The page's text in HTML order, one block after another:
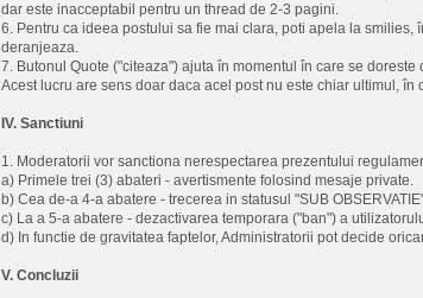
dar este inacceptabil pentru un thread de 2-3 pagini.
6. Pentru ca ideea postului sa fie mai clara, poti apela la
deranjeaza.
7. Butonul Quote ("citeaza") ajuta în momentul în care se
Acest lucru are sens doar daca acel post nu este chiar ultimul,
IV. Sanctiuni
1. Moderatorii vor sanctiona nerespectarea prezentului
a) Primele trei (3) abateri - avertismente folosind mesaje private.
b) Cea de-a 4-a abatere - trecerea in statusul "SUB
c) La a 5-a abatere - dezactivarea temporara ("ban") a
d) In functie de gravitatea faptelor, Administratorii pot decide
V. Concluzii